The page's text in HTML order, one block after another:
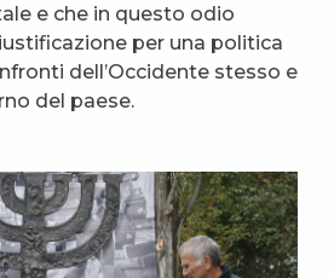
e che in questo odio
per una politica
dell’Occidente stesso e
del paese.